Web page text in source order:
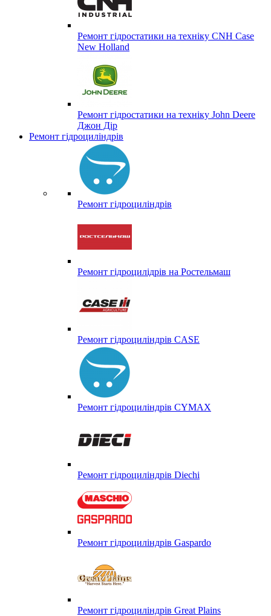
Ремонт гідростатики на техніку CNH Case
New Holland
Ремонт гідростатики на техніку John Deere
Джон Дір
Ремонт гідроциліндрів
Ремонт гідроциліндрів
Ремонт гідроцилідрів на Ростельмаш
Ремонт гідроциліндрів CASE
Ремонт гідроциліндрів CYMAX
Ремонт гідроциліндрів Diechi
Ремонт гідроциліндрів Gaspardo
Ремонт гідроциліндрів Great Plains